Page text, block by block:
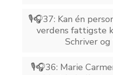
🎙️🎧37: Kan én
verdens fattigste
Schriver
🎙️🎧36: Marie